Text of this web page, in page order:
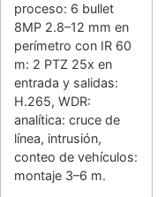
proceso: 6 bullet
8MP 2.8–12 mm en
perímetro con IR 60
m: 2 PTZ 25x en
entrada y salidas:
H.265, WDR:
analítica: cruce de
línea, intrusión,
conteo de vehículos:
montaje 3–6 m.